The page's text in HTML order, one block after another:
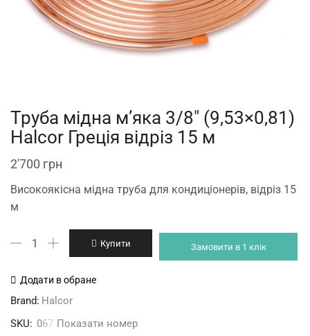
Труба мідна м’яка 3/8″ (9,53×0,81)
Halcor Греція відріз 15 м
2'700 грн
Високоякісна мідна труба для кондиціонерів, відріз 15
м
Труба
м'яка
Halcor
Купити Замовити в 1 клік
Додати в обране
Brand: Halcor
SKU: 067 Показати номер